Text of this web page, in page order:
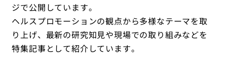
ジで公開しています。
ヘルスプロモーションの観点から多様なテーマを取
り上げ、最新の研究知見や現場での取り組みなどを
特集記事として紹介しています。